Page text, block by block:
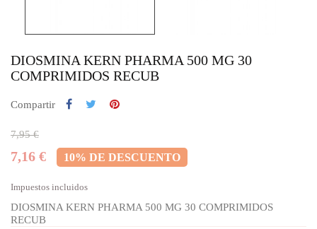
DIOSMINA KERN PHARMA 500 MG 30
COMPRIMIDOS RECUB
Compartir
7,95 €
7,16 € 10% DE DESCUENTO
Impuestos incluidos
DIOSMINA KERN PHARMA 500 MG 30 COMPRIMIDOS
RECUB